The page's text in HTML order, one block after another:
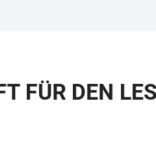
FÜR DEN